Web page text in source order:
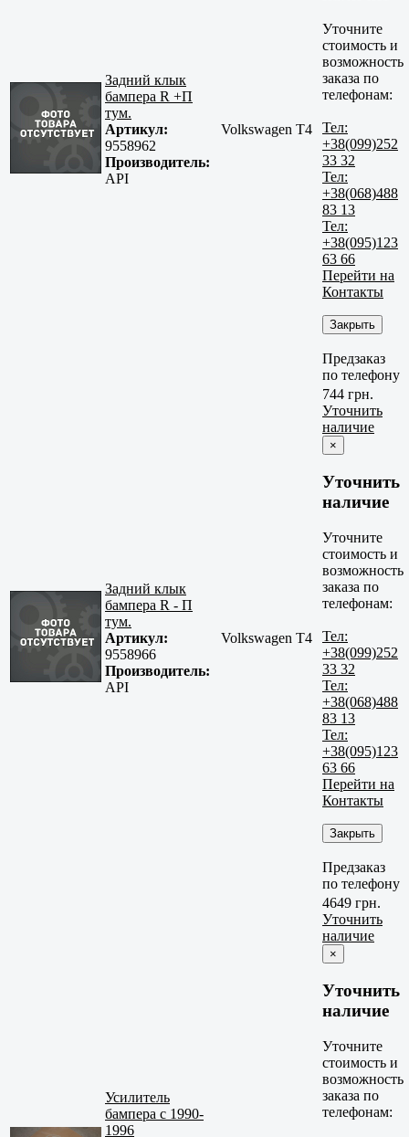
Задний клык
бампера R +П
тум.
Артикул:
9558962
Производитель:
API
Volkswagen T4
Уточните
стоимость и
возможность
заказа по
телефонам:
Тел:
+38(099)252
33 32
Тел:
+38(068)488
83 13
Тел:
+38(095)123
63 66
Перейти на
Контакты
Закрыть
Предзаказ
по телефону
Задний клык
бампера R - П
тум.
Артикул:
9558966
Производитель:
API
Volkswagen T4
744 грн.
Уточнить
наличие
×
Уточнить
наличие
Уточните
стоимость и
возможность
заказа по
телефонам:
Тел:
+38(099)252
33 32
Тел:
+38(068)488
83 13
Тел:
+38(095)123
63 66
Перейти на
Контакты
Закрыть
Предзаказ
по телефону
Усилитель
бампера с 1990-
1996
4649 грн.
Уточнить
наличие
×
Уточнить
наличие
Уточните
стоимость и
возможность
заказа по
телефонам: